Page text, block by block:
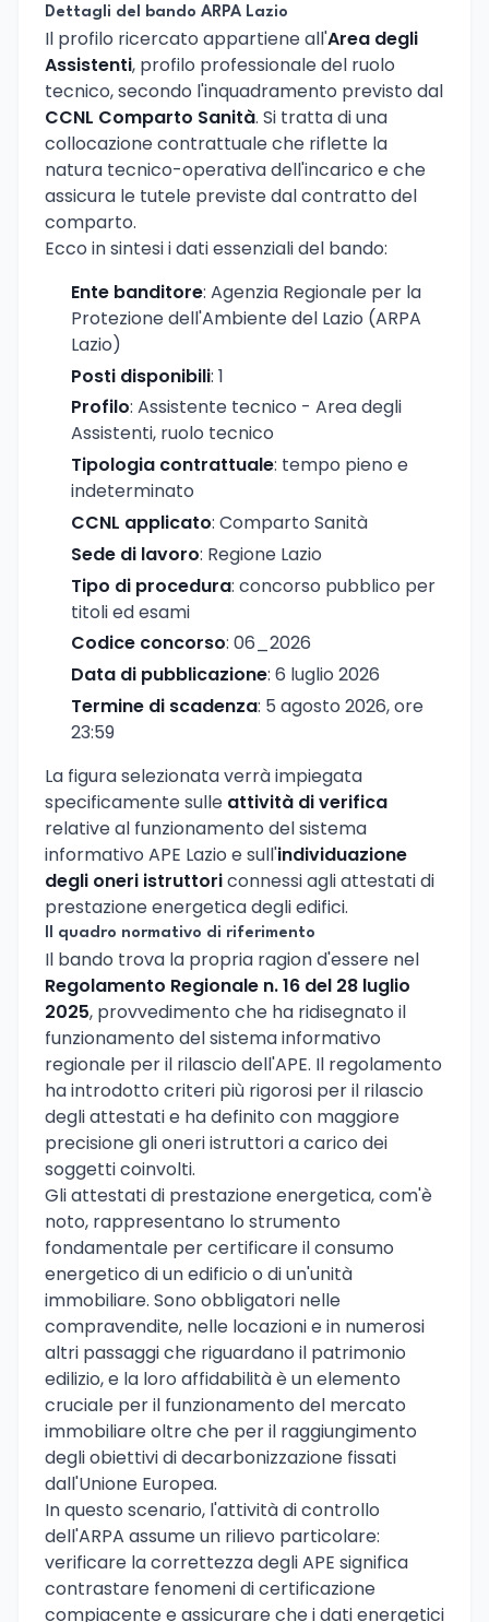
Dettagli del bando ARPA Lazio
Il profilo ricercato appartiene all'Area degli
Assistenti, profilo professionale del ruolo
tecnico, secondo l'inquadramento previsto dal
CCNL Comparto Sanità. Si tratta di una
collocazione contrattuale che riflette la
natura tecnico-operativa dell'incarico e che
assicura le tutele previste dal contratto del
comparto.
Ecco in sintesi i dati essenziali del bando:
Ente banditore: Agenzia Regionale per la
Protezione dell'Ambiente del Lazio (ARPA
Lazio)
Posti disponibili: 1
Profilo: Assistente tecnico - Area degli
Assistenti, ruolo tecnico
Tipologia contrattuale: tempo pieno e
indeterminato
CCNL applicato: Comparto Sanità
Sede di lavoro: Regione Lazio
Tipo di procedura: concorso pubblico per
titoli ed esami
Codice concorso: 06_2026
Data di pubblicazione: 6 luglio 2026
Termine di scadenza: 5 agosto 2026, ore
23:59
La figura selezionata verrà impiegata
specificamente sulle attività di verifica
relative al funzionamento del sistema
informativo APE Lazio e sull'individuazione
degli oneri istruttoriconnessi agli attestati di
prestazione energetica degli edifici.
Il quadro normativo di riferimento
Il bando trova la propria ragion d'essere nel
Regolamento Regionale n. 16 del 28 luglio
2025, provvedimento che ha ridisegnato il
funzionamento del sistema informativo
regionale per il rilascio dell'APE. Il regolamento
ha introdotto criteri più rigorosi per il rilascio
degli attestati e ha definito con maggiore
precisione gli oneri istruttori a carico dei
soggetti coinvolti.
Gli attestati di prestazione energetica, com'è
noto, rappresentano lo strumento
fondamentale per certificare il consumo
energetico di un edificio o di un'unità
immobiliare. Sono obbligatori nelle
compravendite, nelle locazioni e in numerosi
altri passaggi che riguardano il patrimonio
edilizio, e la loro affidabilità è un elemento
cruciale per il funzionamento del mercato
immobiliare oltre che per il raggiungimento
degli obiettivi di decarbonizzazione fissati
dall'Unione Europea.
In questo scenario, l'attività di controllo
dell'ARPA assume un rilievo particolare:
verificare la correttezza degli APE significa
contrastare fenomeni di certificazione
compiacente e assicurare che i dati energetici